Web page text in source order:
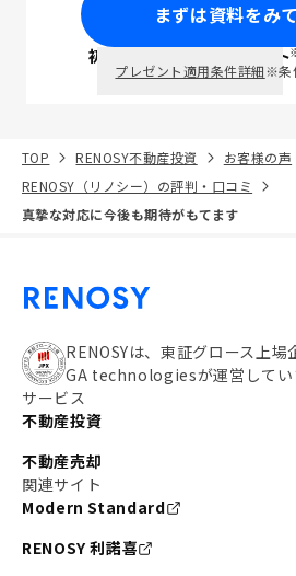
まずは資料をみ
初回面談で ポイント
プレゼント適用条件詳細※条
TOP RENOSY不動産投資
お客様の声
RENOSY（リノシー）の評判・口コミ
真摯な対応に今後も期待がもてます
RENOSYは、東証グロース上場
GA technologiesが運営してい
サービス
不動産投資
不動産売却
関連サイト
Modern Standard
RENOSY 利諾喜